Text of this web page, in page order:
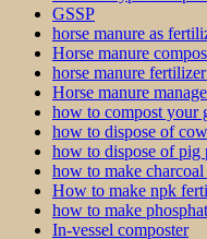
GSSP
horse manure as
Horse manure
horse manure
Horse manure
how to compost your
how to dispose of
how to dispose of pig
how to make
How to make npk
how to make
In-vessel composter